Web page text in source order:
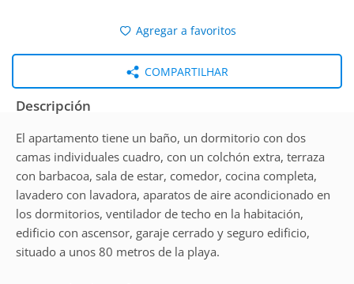
Agregar a favoritos
COMPARTILHAR
Descripción
El apartamento tiene un baño, un dormitorio con dos
camas individuales cuadro, con un colchón extra, terraza
con barbacoa, sala de estar, comedor, cocina completa,
lavadero con lavadora, aparatos de aire acondicionado en
los dormitorios, ventilador de techo en la habitación,
edificio con ascensor, garaje cerrado y seguro edificio,
situado a unos 80 metros de la playa.